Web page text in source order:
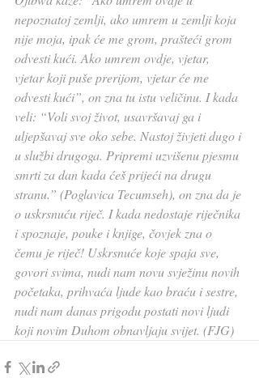
nepoznatoj zemlji, ako umrem u zemlji koja
nije moja, ipak će me grom, prašteći grom
odvesti kući. Ako umrem ovdje, vjetar,
vjetar koji puše prerijom, vjetar će me
odvesti kući”, on zna tu istu veličinu. I kada
veli: “Voli svoj život, usavršavaj ga i
uljepšavaj sve oko sebe. Nastoj živjeti dugo i
u službi drugoga. Pripremi uzvišenu pjesmu
smrti za dan kada ćeš prijeći na drugu
stranu.” (Poglavica Tecumseh), on zna da je
o uskrsnuću riječ. I kada nedostaje riječnika
i spoznaje, pouke i knjige, čovjek zna o
čemu je riječ! Uskrsnuće koje spaja sve,
govori svima, nudi nam novu svježinu novih
početaka, prihvaća ljude kao braću i sestre,
nudi nam danas prigodu postati novi ljudi
koji novim Duhom obnavljaju svijet. (FJG)